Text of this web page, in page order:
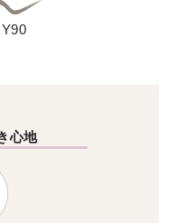
心地